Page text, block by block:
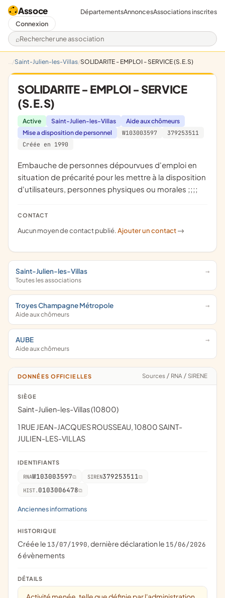
Assoce
Rechercher une association
DépartementsAnnoncesAssociations inscrites
Connexion
Saint-Julien-les-Villas SOLIDARITE - EMPLOI - SERVICE (S.E.S)
SOLIDARITE - EMPLOI - SERVICE
(S.E.S)
Active Saint-Julien-les-Villas
Aide aux chômeurs
Mise a disposition de personnel
W103003597
379253511
Créée en 1990
embauche de personnes dépourvues d'emploi en
situation de précarité pour les mettre à la disposition
d'utilisateurs, personnes physiques ou morales ;;;;
CONTACT
Aucun moyen de contact publié.Ajouter un contact ->
Saint-Julien-les-Villas
Toutes les associations
Troyes Champagne Métropole
Aide aux chômeurs
AUBE
Aide aux chômeurs
DONNÉES OFFICIELLES Sources / RNA / SIRENE
SIÈGE
Saint-Julien-les-Villas (10800)
1 RUE JEAN-JACQUES ROUSSEAU, 10800 SAINT-
JULIEN-LES-VILLAS
IDENTIFIANTS
RNAW103003597 SIREN379253511
HIST. 0103006478
Anciennes informations
HISTORIQUE
Créée le 13/07/1990, dernière déclaration le 15/06/2026
6 évènements
DÉTAILS